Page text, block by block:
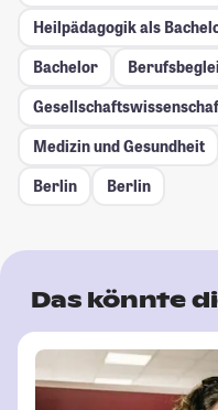
Heilpädagogik als
Bachelor
Medizin und Gesundheit
Berlin
Berlin
Das könnte